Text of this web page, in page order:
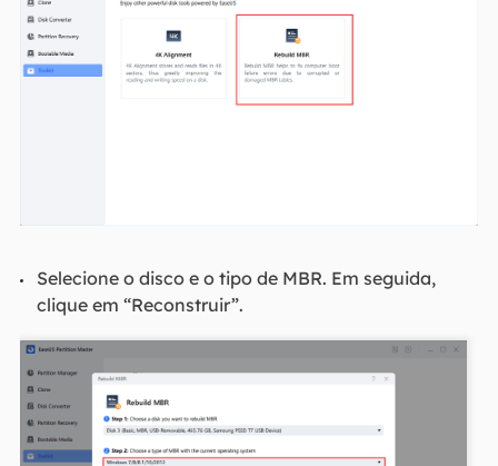
Selecione o disco e o tipo de MBR. Em seguida,
clique em “Reconstruir”.